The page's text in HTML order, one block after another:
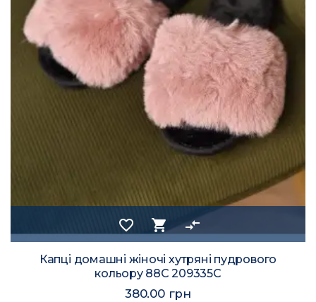
favorite_border shopping_cart compare_arrows
Капці домашні жіночі хутряні пудрового
кольору 88С 209335C
380.00 грн